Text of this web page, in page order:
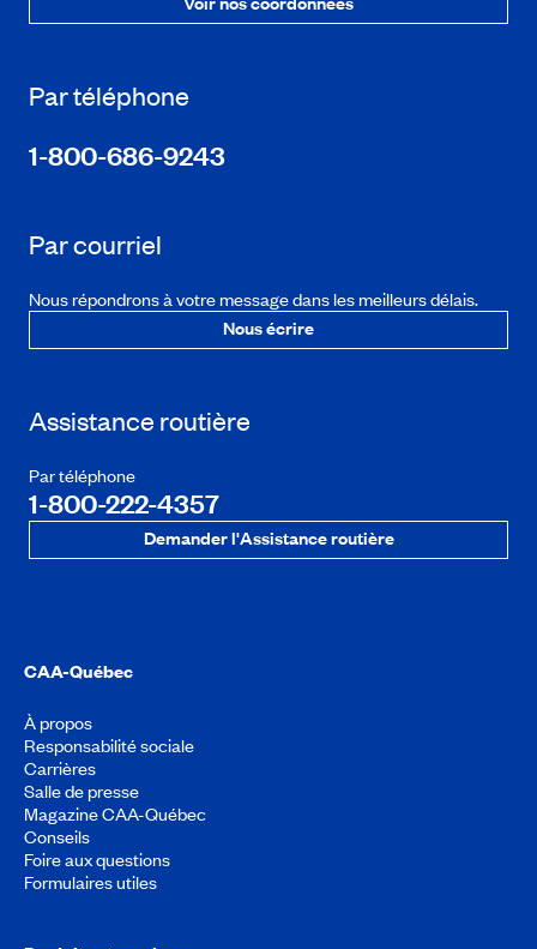
Par téléphone
1-800-686-9243
Par courriel
Nous répondrons à votre message dans les meilleurs délais.
Nous écrire
Assistance routière
Par téléphone
1-800-222-4357
Demander l'Assistance routière
CAA-Québec
À propos
Responsabilité sociale
Carrières
Salle de presse
Magazine CAA-Québec
Conseils
Foire aux questions
Formulaires utiles